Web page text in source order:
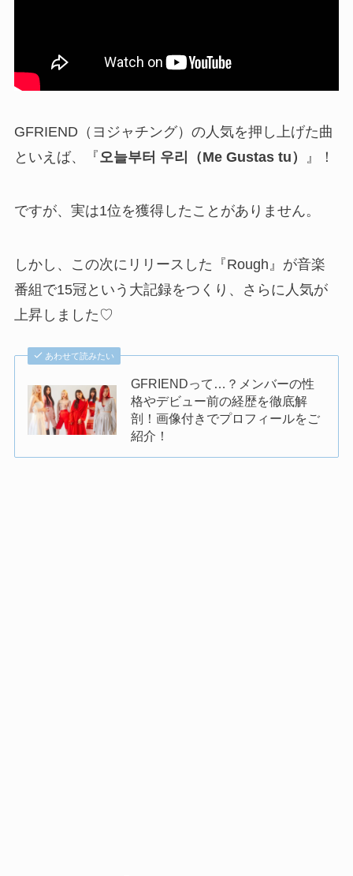
GFRIEND（ヨジャチング）の人気を押し上げた曲
といえば、『오늘부터 우리（Me Gustas tu） 』！
ですが、実は1位を獲得したことがありません。
しかし、この次にリリースした『Rough』が音楽
番組で15冠という大記録をつくり、さらに人気が
上昇しました♡
あわせて読みたい
GFRIENDって…？メンバーの性
格やデビュー前の経歴を徹底解
剖！画像付きでプロフィールをご
紹介！